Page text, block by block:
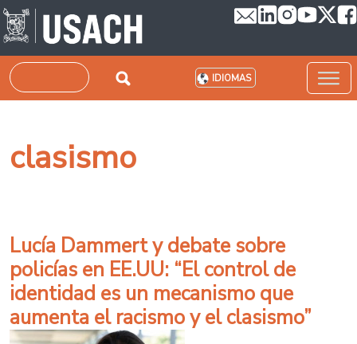
Pasar al contenido principal
Buscar IDIOMAS
clasismo
Lucía Dammert y debate sobre
policías en EE.UU: “El control de
identidad es un mecanismo que
aumenta el racismo y el clasismo”